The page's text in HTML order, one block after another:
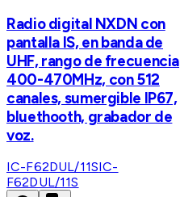
Radio digital NXDN con
pantalla IS, en banda de
UHF, rango de frecuencia
400-470MHz, con 512
canales, sumergible IP67,
bluethooth, grabador de
voz.
IC-F62DUL/11SIC-
F62DUL/11S